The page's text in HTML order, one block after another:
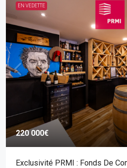
EN VEDETTE
220 000€
Exclusivité PRMI : Fonds De